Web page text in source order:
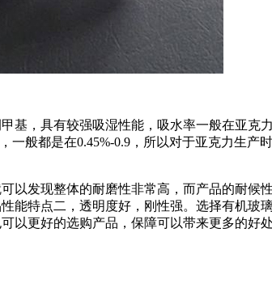
基，具有较强吸湿性能，吸水率一般在亚
般都是在0.45%-0.9，所以对于亚克力生产
发现整体的耐磨性非常高，而产品的耐候
特点二，透明度好，刚性强。选择有机玻
以更好的选购产品，保障可以带来更多的好处